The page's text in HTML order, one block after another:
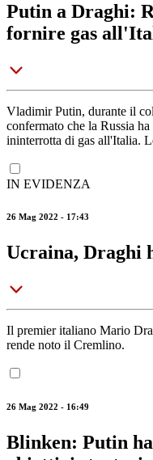
Putin a Draghi:
fornire gas
Vladimir Putin, durante il
confermato che la Russia
ininterrotta di gas all'Italia.
IN EVIDENZA
26 Mag 2022 - 17:43
Ucraina, Draghi
Il premier italiano Mario
rende noto il Cremlino.
26 Mag 2022 - 16:49
Blinken: Putin